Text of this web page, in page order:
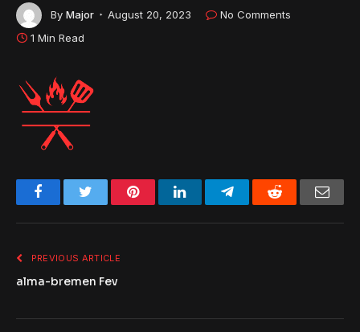
By Major August 20, 2023
No Comments
1 Min Read
FacebookTwitter PinterestLinkedInTelegramReddit
PREVIOUS ARTICLE
alma-bremen Fev